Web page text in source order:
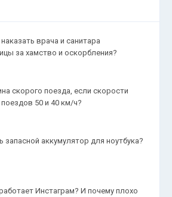
врача и санитара
за хамство и оскорбления?
скорого поезда, если скорости
50 и 40 км/ч?
запасной аккумулятор для ноутбука?
Инстаграм? И почему плохо